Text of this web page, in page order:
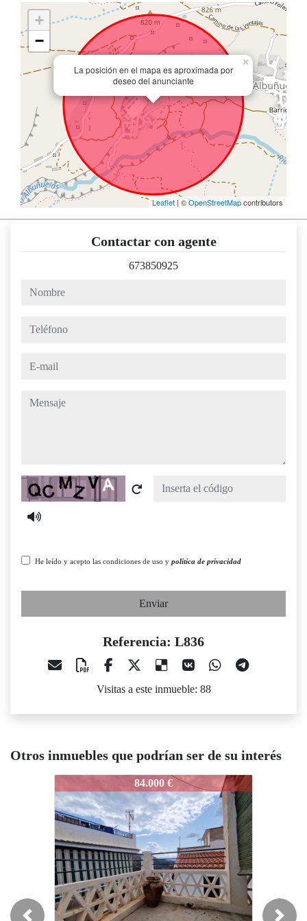
La posición en el mapa es aproximada por
deseo del anunciante
×
+
−
Leaflet | ©OpenStreetMapcontributors
Contactar con agente
673850925
nombre
teléfono
e-mail
mensaje
Captcha
He leído y acepto las condiciones de uso y política de privacidad
Enviar
Referencia: L836
Visitas a este inmueble: 88
Otros inmuebles que podrían ser de su interés
59.900 €